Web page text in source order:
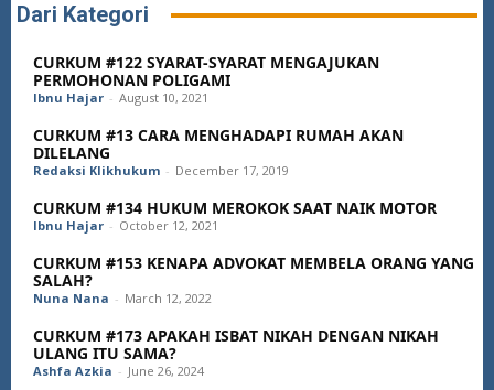
Dari Kategori
CURKUM #122 SYARAT-SYARAT MENGAJUKAN
PERMOHONAN POLIGAMI
Ibnu Hajar - August 10, 2021
CURKUM #13 CARA MENGHADAPI RUMAH AKAN
DILELANG
Redaksi Klikhukum - December 17, 2019
CURKUM #134 HUKUM MEROKOK SAAT NAIK MOTOR
Ibnu Hajar - October 12, 2021
CURKUM #153 KENAPA ADVOKAT MEMBELA ORANG YANG
SALAH?
Nuna Nana - March 12, 2022
CURKUM #173 APAKAH ISBAT NIKAH DENGAN NIKAH
ULANG ITU SAMA?
Ashfa Azkia - June 26, 2024